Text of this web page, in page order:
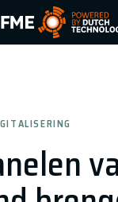
Logo, to the